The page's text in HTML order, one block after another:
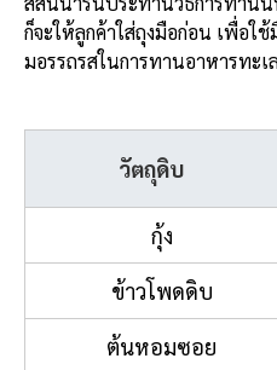
ก็จะให้ลูกค้าใส่ถุงมือก่อน เพื่อใ
มอรรถรสในการทานอาหารทะเ
วัตถุดิบ
กุ้ง
ข้าวโพดดิบ
ต้นหอมซอย